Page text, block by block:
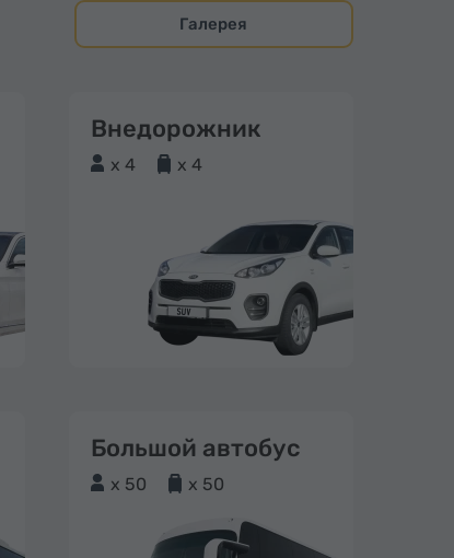
Галерея
Внедорожник
x 4 x 4
Большой автобус
x 50 x 50